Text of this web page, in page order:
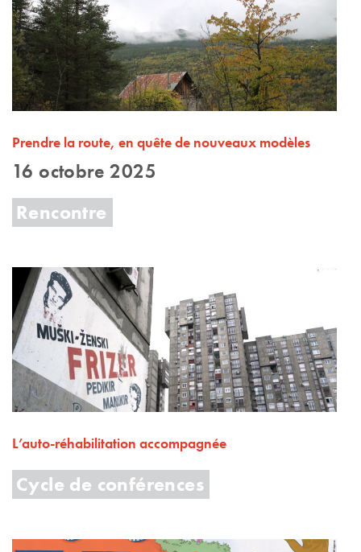
Prendre la route, en quête de nouveaux modèles
16 octobre 2025
Rencontre
L’auto-réhabilitation accompagnée
Cycle de conférences